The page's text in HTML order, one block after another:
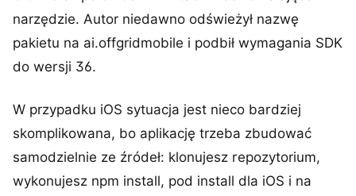
narzędzie. Autor niedawno odświeżył nazwę
pakietu na ai.offgridmobile i podbił wymagania SDK
do wersji 36.
W przypadku iOS sytuacja jest nieco bardziej
skomplikowana, bo aplikację trzeba zbudować
samodzielnie ze źródeł: klonujesz repozytorium,
wykonujesz npm install, pod install dla iOS i na